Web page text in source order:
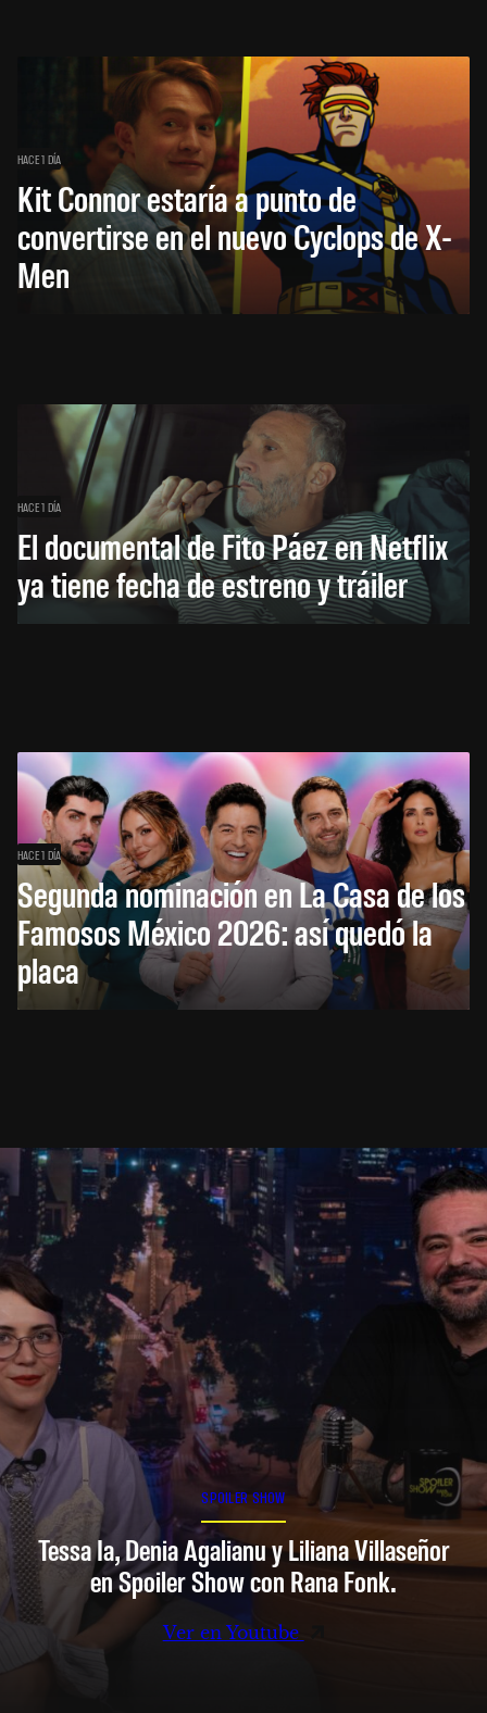
HACE 1 DÍA
Kit Connor estaría a punto de
convertirse en el nuevo Cyclops de X-
Men
HACE 1 DÍA
El documental de Fito Páez en Netflix
ya tiene fecha de estreno y tráiler
HACE 1 DÍA
Segunda nominación en La Casa de los
Famosos México 2026: así quedó la
placa
SPOILER SHOW
Tessa Ia, Denia Agalianu y Liliana Villaseñor
en Spoiler Show con Rana Fonk.
Ver en Youtube